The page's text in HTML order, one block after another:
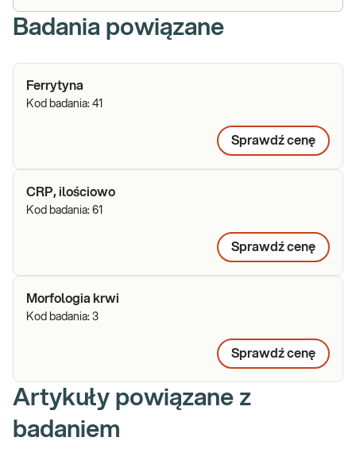
Badania powiązane
Ferrytyna
Kod badania: 41
Sprawdź cenę
CRP, ilościowo
Kod badania: 61
Sprawdź cenę
Morfologia krwi
Kod badania: 3
Sprawdź cenę
Artykuły powiązane z
badaniem